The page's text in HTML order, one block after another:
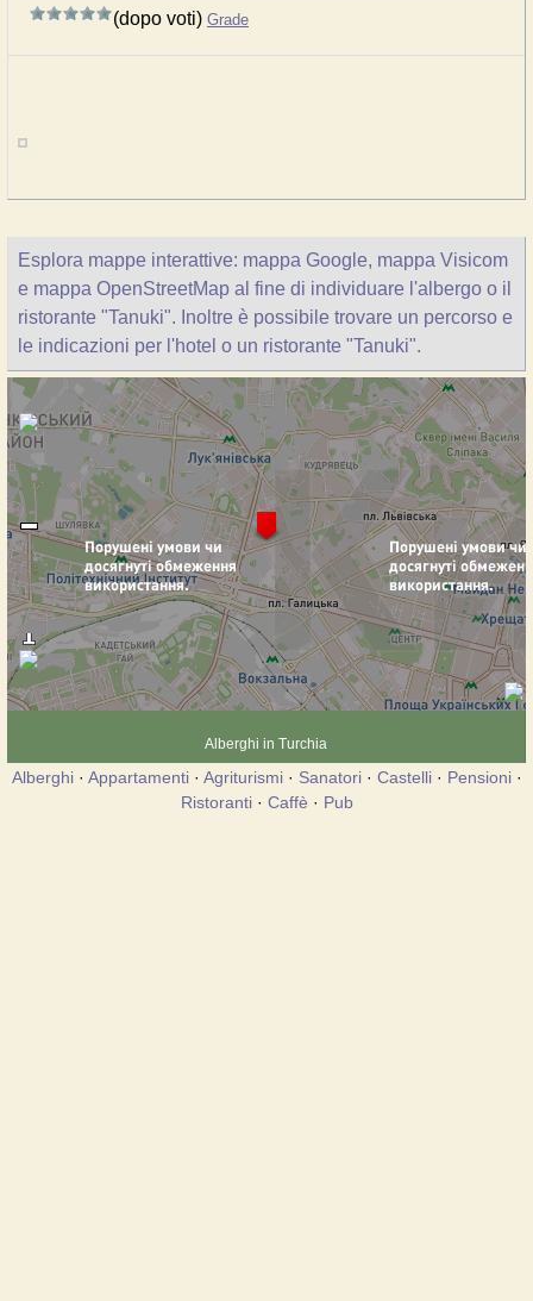
(dopo voti) Grade
Esplora mappe interattive: mappa Google, mappa Visicom
e mappa OpenStreetMap al fine di individuare l'albergo o il
ristorante "Tanuki". Inoltre è possibile trovare un percorso e
le indicazioni per l'hotel o un ristorante "Tanuki".
Alberghi in Turchia
Alberghi· Appartamenti· Agriturismi· Sanatori· Castelli· Pensioni·
Ristoranti· Caffè · Pub